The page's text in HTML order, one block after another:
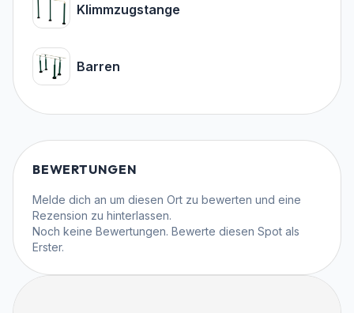
Klimmzugstange
Barren
BEWERTUNGEN
Melde dich an um diesen Ort zu bewerten und eine
Rezension zu hinterlassen.
Noch keine Bewertungen. Bewerte diesen Spot als
Erster.